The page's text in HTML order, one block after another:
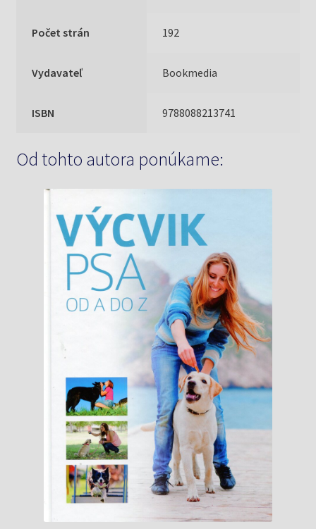
Počet strán 192
Vydavateľ Bookmedia
ISBN 9788088213741
Od tohto autora ponúkame: